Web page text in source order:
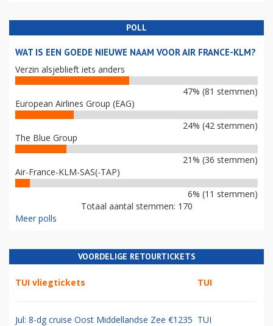
POLL
WAT IS EEN GOEDE NIEUWE NAAM VOOR AIR FRANCE-KLM?
Verzin alsjeblieft iets anders
47% (81 stemmen)
European Airlines Group (EAG)
24% (42 stemmen)
The Blue Group
21% (36 stemmen)
Air-France-KLM-SAS(-TAP)
6% (11 stemmen)
Totaal aantal stemmen: 170
Meer polls
VOORDELIGE RETOURTICKETS
TUI vliegtickets TUI
Jul: 8-dg cruise Oost Middellandse Zee €1235 TUI